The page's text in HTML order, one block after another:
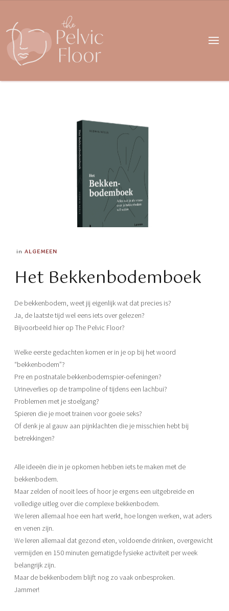
in ALGEMEEN
Het Bekkenbodemboek
De bekkenbodem, weet jij eigenlijk wat dat precies is?
Ja, de laatste tijd wel eens iets over gelezen?
Bijvoorbeeld hier op The Pelvic Floor?
Welke eerste gedachten komen er in je op bij het woord
“bekkenbodem”?
Pre en postnatale bekkenbodemspier-oefeningen?
Urineverlies op de trampoline of tijdens een lachbui?
Problemen met je stoelgang?
Spieren die je moet trainen voor goeie seks?
Of denk je al gauw aan pijnklachten die je misschien hebt bij
betrekkingen?
Alle ideeën die in je opkomen hebben iets te maken met de
bekkenbodem.
Maar zelden of nooit lees of hoor je ergens een uitgebreide en
volledige uitleg over die complexe bekkenbodem.
We leren allemaal hoe een hart werkt, hoe longen werken, wat aders
en venen zijn.
We leren allemaal dat gezond eten, voldoende drinken, overgewicht
vermijden en 150 minuten gematigde fysieke activiteit per week
belangrijk zijn.
Maar de bekkenbodem blijft nog zo vaak onbesproken.
Jammer!